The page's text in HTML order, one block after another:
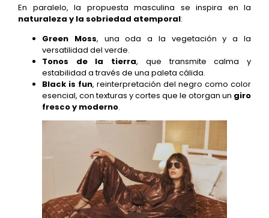
En paralelo, la propuesta masculina se inspira en la
naturaleza y la sobriedad atemporal:
Green Moss, una oda a la vegetación y a la
versatilidad del verde.
Tonos de la tierra, que transmite calma y
estabilidad a través de una paleta cálida.
Black is fun, reinterpretación del negro como color
esencial, con texturas y cortes que le otorgan un giro
fresco y moderno.